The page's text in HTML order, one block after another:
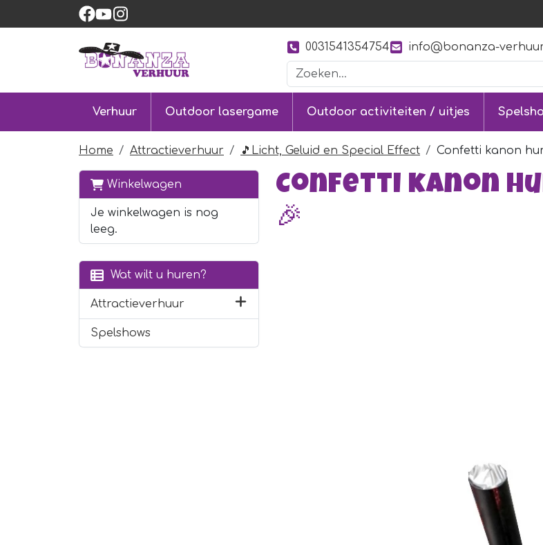
0031541354754 info@bonanza-
Verhuur Outdoor lasergame Outdoor activiteiten / uitjes
Home Attractieverhuur 🎵Licht, Geluid en Special Effect Confetti kanon
Winkelwagen
Je winkelwagen is nog
leeg.
Wat wilt u huren?
Attractieverhuur
Spelshows
Confetti kanon
🎉